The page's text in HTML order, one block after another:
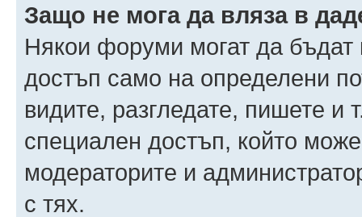
Защо не мога да вляза в
Някои форуми могат да бъдат
достъп само на определени
видите, разгледате, пишете
специален достъп, който
модераторите и
с тях.